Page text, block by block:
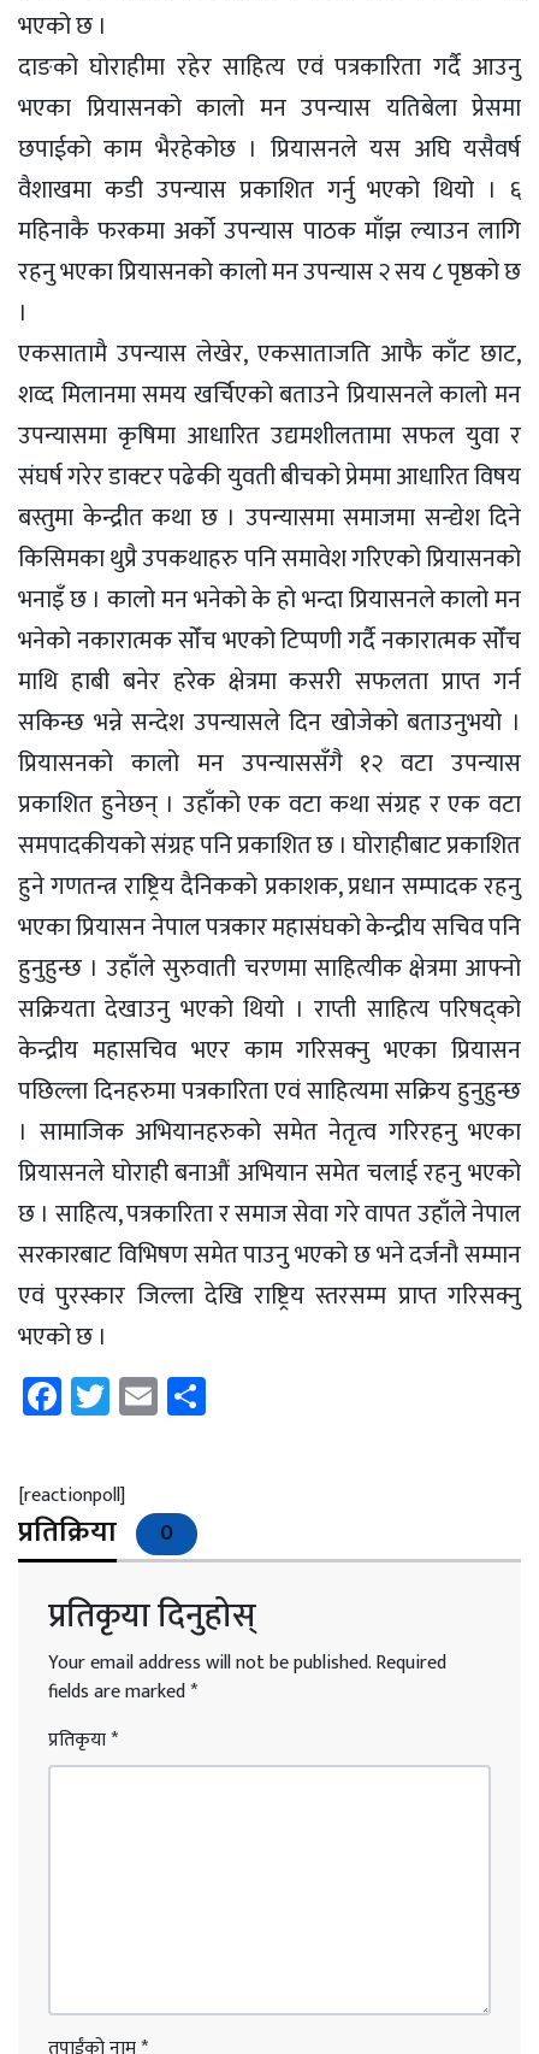
भएको छ ।
दाङको घोराहीमा रहेर साहित्य एवं पत्रकारिता गर्दै आउनु
भएका प्रियासनको कालो मन उपन्यास यतिबेला प्रेसमा
छपाईको काम भैरहेकोछ । प्रियासनले यस अघि यसैवर्ष
वैशाखमा कडी उपन्यास प्रकाशित गर्नु भएको थियो । ६
महिनाकै फरकमा अर्को उपन्यास पाठक माँझ ल्याउन लागि
रहनु भएका प्रियासनको कालो मन उपन्यास २ सय ८ पृष्ठको छ
।
एकसातामै उपन्यास लेखेर, एकसाताजति आफै काँट छाट,
शव्द मिलानमा समय खर्चिएको बताउने प्रियासनले कालो मन
उपन्यासमा कृषिमा आधारित उद्यमशीलतामा सफल युवा र
संघर्ष गरेर डाक्टर पढेकी युवती बीचको प्रेममा आधारित विषय
बस्तुमा केन्द्रीत कथा छ । उपन्यासमा समाजमा सन्द्येश दिने
किसिमका थुप्रै उपकथाहरु पनि समावेश गरिएको प्रियासनको
भनाइँ छ । कालो मन भनेको के हो भन्दा प्रियासनले कालो मन
भनेको नकारात्मक सोँच भएको टिप्पणी गर्दै नकारात्मक सोँच
माथि हाबी बनेर हरेक क्षेत्रमा कसरी सफलता प्राप्त गर्न
सकिन्छ भन्ने सन्देश उपन्यासले दिन खोजेको बताउनुभयो ।
प्रियासनको कालो मन उपन्याससँगै १२ वटा उपन्यास
प्रकाशित हुनेछन् । उहाँको एक वटा कथा संग्रह र एक वटा
समपादकीयको संग्रह पनि प्रकाशित छ । घोराहीबाट प्रकाशित
हुने गणतन्त्र राष्ट्रिय दैनिकको प्रकाशक, प्रधान सम्पादक रहनु
भएका प्रियासन नेपाल पत्रकार महासंघको केन्द्रीय सचिव पनि
हुनुहुन्छ । उहाँले सुरुवाती चरणमा साहित्यीक क्षेत्रमा आफ्नो
सक्रियता देखाउनु भएको थियो । राप्ती साहित्य परिषद्को
केन्द्रीय महासचिव भएर काम गरिसक्नु भएका प्रियासन
पछिल्ला दिनहरुमा पत्रकारिता एवं साहित्यमा सक्रिय हुनुहुन्छ
। सामाजिक अभियानहरुको समेत नेतृत्व गरिरहनु भएका
प्रियासनले घोराही बनाऔं अभियान समेत चलाई रहनु भएको
छ । साहित्य, पत्रकारिता र समाज सेवा गरे वापत उहाँले नेपाल
सरकारबाट विभिषण समेत पाउनु भएको छ भने दर्जनौ सम्मान
एवं पुरस्कार जिल्ला देखि राष्ट्रिय स्तरसम्म प्राप्त गरिसक्नु
भएको छ ।
Facebook
Twitter
Email
[reactionpoll]
प्रतिक्रिया 0
प्रतिकृया दिनुहोस्
Your email address will not be published.Required
fields are marked*
प्रतिकृया*